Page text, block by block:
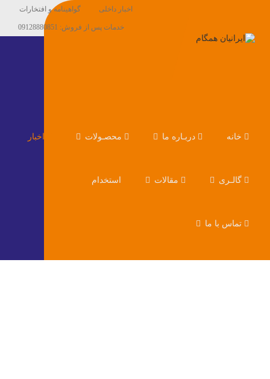
اخبار داخلی گواهینامه و افتخارات
خدمات پس از فروش: 09128880851
خانه دربـاره ما محصـولات اخبار
گالـری مقالات استخدام
تماس با ما